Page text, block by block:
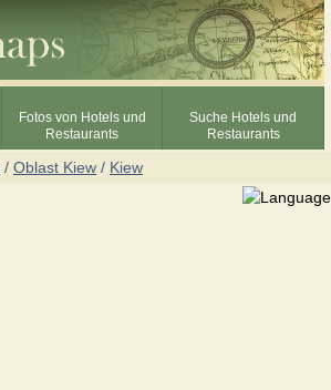
Fotos von Hotels und
Restaurants
Suche Hotels und
Restaurants
/ Oblast Kiew / Kiew